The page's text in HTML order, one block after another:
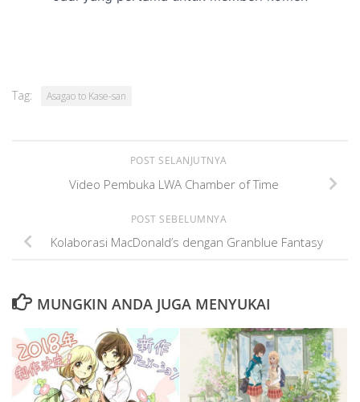
Tag: Asagao to Kase-san
POST SELANJUTNYA
Video Pembuka LWA Chamber of Time
POST SEBELUMNYA
Kolaborasi MacDonald’s dengan Granblue Fantasy
MUNGKIN ANDA JUGA MENYUKAI